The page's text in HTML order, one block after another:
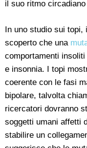
il suo ritmo
In uno studio sui topi,
scoperto che una
comportamenti
e insonnia. I topi
coerente con le fasi
bipolare, talvolta
ricercatori dovranno
soggetti umani affetti
stabilire un